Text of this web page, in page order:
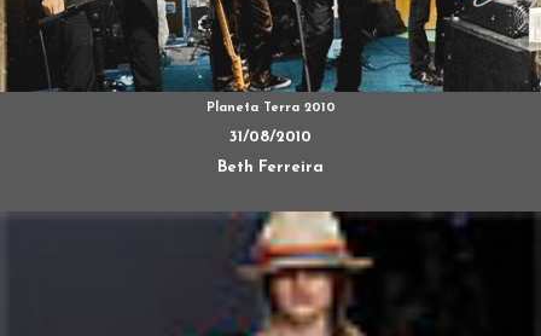
Planeta Terra 2010
31/08/2010
Beth Ferreira